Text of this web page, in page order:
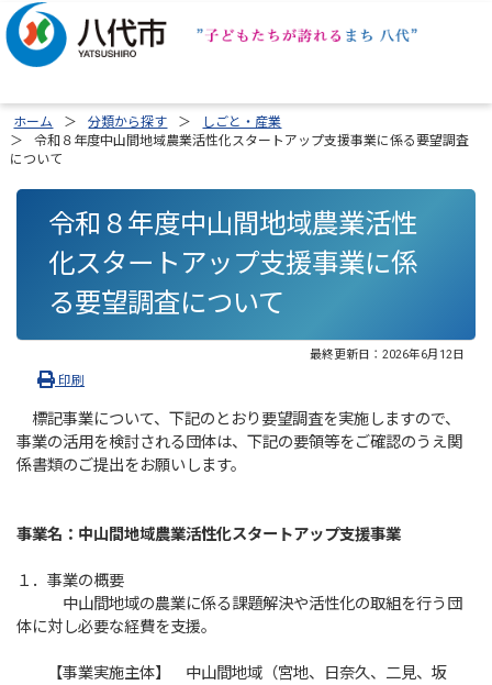
ホーム 分類から探す
しごと・産業
令和８年度中山間地域農業活性化スタートアップ支援事業に係る要望調査
について
令和８年度中山間地域農業活性
化スタートアップ支援事業に係
る要望調査について
最終更新日： 2026年6月12日
印刷
標記事業について、下記のとおり要望調査を実施しますので、
事業の活用を検討される団体は、下記の要領等をご確認のうえ関
係書類のご提出をお願いします。
事業名：中山間地域農業活性化スタートアップ支援事業
１．事業の概要
中山間地域の農業に係る課題解決や活性化の取組を行う団
体に対し必要な経費を支援。
【事業実施主体】 中山間地域（宮地、日奈久、二見、坂